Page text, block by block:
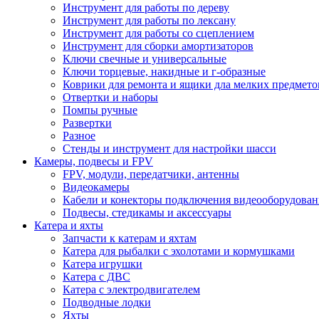
Инструмент для работы по дереву
Инструмент для работы по лексану
Инструмент для работы со сцеплением
Инструмент для сборки амортизаторов
Ключи свечные и универсальные
Ключи торцевые, накидные и г-образные
Коврики для ремонта и ящики дла мелких
Отвертки и наборы
Помпы ручные
Развертки
Разное
Стенды и инструмент для настройки шасси
Камеры, подвесы и FPV
FPV, модули, передатчики, антенны
Видеокамеры
Кабели и конекторы подключения
Подвесы, стедикамы и аксессуары
Катера и яхты
Запчасти к катерам и яхтам
Катера для рыбалки с эхолотами и кормушками
Катера игрушки
Катера с ДВС
Катера с электродвигателем
Подводные лодки
Яхты